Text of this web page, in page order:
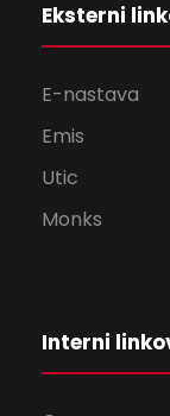
Eksterni
E-nastava
Emis
Utic
Monks
Interni